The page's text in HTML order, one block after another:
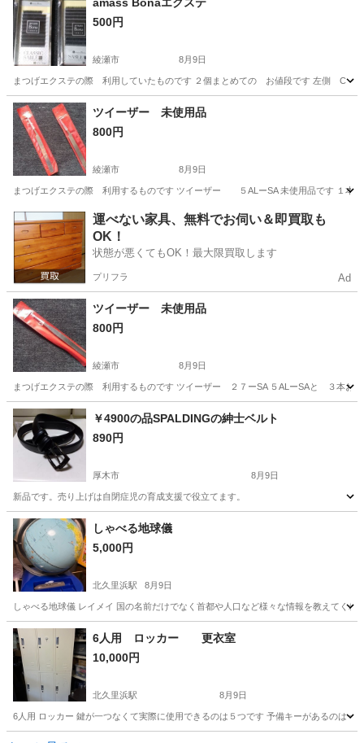
500円
綾瀬市 8月9日
まつげエクステの際 利用していたものです ２個まとめての お値段です 左側
神奈川 綾瀬市 その他 エクステ
ツイーザー 未使用品
800円
綾瀬市 8月9日
まつげエクステの際 利用するものです ツイーザー ５ALーSA 未使用品です １本
神奈川 綾瀬市 その他 まつげエクステ
運べない家具、無料でお伺い＆即買取も
OK！
状態が悪くてもOK！最大限買取します
プリフラ Ad
ツイーザー 未使用品
800円
綾瀬市 8月9日
まつげエクステの際 利用するものです ツイーザー ２７ーSA ５ALーSAと ３本お
神奈川 綾瀬市
￥4900の品SPALDINGの紳士ベルト
890円
厚木市 8月9日
新品です。売り上げは自閉症児の育成支援で役立てます。
神奈川 厚木市 その他
しゃべる地球儀
5,000円
北久里浜駅 8月9日
しゃべる地球儀 レイメイ 国の名前だけでなく首都や人口など様々な情報を教えてくれ
神奈川 横須賀市 北久里浜駅 その他 地球儀
6人用 ロッカー 更衣室
10,000円
北久里浜駅 8月9日
6人用 ロッカー 鍵が一つなくて実際に使用できるのは５つです 予備キーがあるのは一